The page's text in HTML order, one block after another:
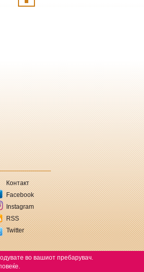
во вашиот пребарувач.
Контакт
Facebook
Instagram
RSS
Twitter